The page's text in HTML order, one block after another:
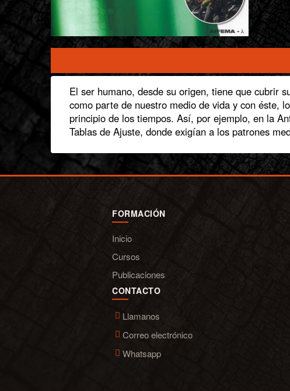
Informacion
El ser humano, desde su origen, tiene que cubrir
como parte de nuestro medio de vida y con éste,
principio de los tiempos. Así, por ejemplo, en la
Tablas de Ajuste, donde exigían a los patrones
FORMACIÓN
Inicio
Cursos
Publicaciones
CONTACTO
Llamanos
Correo electrónico
Whatsapp